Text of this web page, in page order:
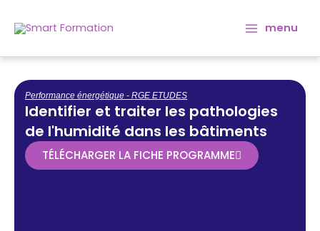
menu
Performance énergétique - RGE ETUDES
Identifier et traiter les pathologies
de l'humidité dans les bâtiments
TÉLÉCHARGER LA FICHE PROGRAMME